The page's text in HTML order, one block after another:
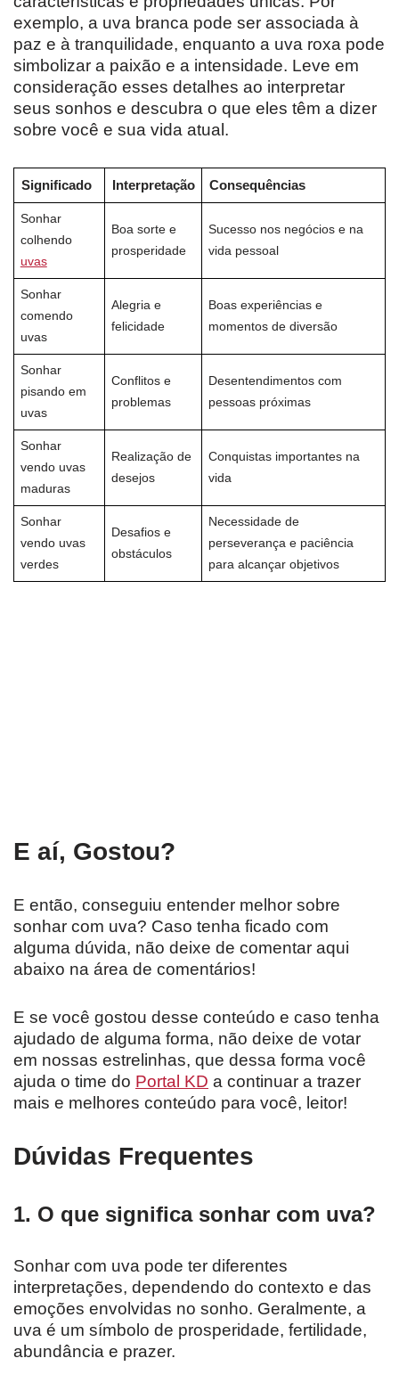
exemplo, a uva branca pode ser associada à
paz e à tranquilidade, enquanto a uva roxa pode
simbolizar a paixão e a intensidade. Leve em
consideração esses detalhes ao interpretar
seus sonhos e descubra o que eles têm a dizer
sobre você e sua vida atual.
Significado Interpretação Consequências
Sonhar
colhendo
uvas
Boa sorte e
prosperidade
Sucesso nos negócios e na
vida pessoal
Sonhar
comendo
uvas
Alegria e
felicidade
Boas experiências e
momentos de diversão
Sonhar
pisando em
uvas
Conflitos e
problemas
Desentendimentos com
pessoas próximas
Sonhar
vendo uvas
maduras
Realização de
desejos
Conquistas importantes na
vida
Sonhar
vendo uvas
verdes
Desafios e
obstáculos
Necessidade de
perseverança e paciência
para alcançar objetivos
E aí, Gostou?
E então, conseguiu entender melhor sobre
sonhar com uva? Caso tenha ficado com
alguma dúvida, não deixe de comentar aqui
abaixo na área de comentários!
E se você gostou desse conteúdo e caso tenha
ajudado de alguma forma, não deixe de votar
em nossas estrelinhas, que dessa forma você
ajuda o time do Portal KD a continuar a trazer
mais e melhores conteúdo para você, leitor!
Dúvidas Frequentes
1. O que significa sonhar com uva?
Sonhar com uva pode ter diferentes
interpretações, dependendo do contexto e das
emoções envolvidas no sonho. Geralmente, a
uva é um símbolo de prosperidade, fertilidade,
abundância e prazer.